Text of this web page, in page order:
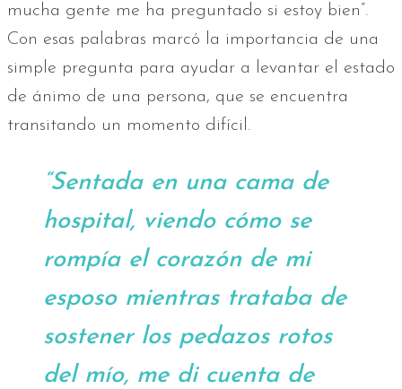
mucha gente me ha preguntado si estoy bien”.
Con esas palabras marcó la importancia de una
simple pregunta para ayudar a levantar el estado
de ánimo de una persona, que se encuentra
transitando un momento difícil.
“Sentada en una cama de
hospital, viendo cómo se
rompía el corazón de mi
esposo mientras trataba de
sostener los pedazos rotos
del mío, me di cuenta de